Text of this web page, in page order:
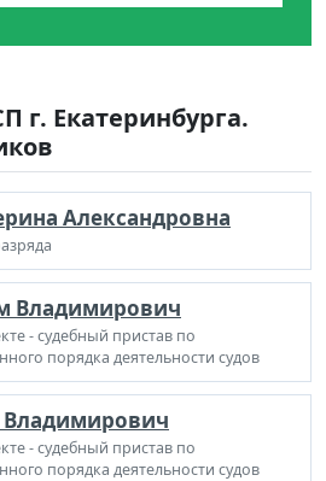
г. Екатеринбурга.
Александровна
Владимирович
- судебный пристав по
порядка деятельности судов
- судебный пристав по
порядка деятельности судов